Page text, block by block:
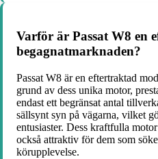
Varför är Passat W8 en
begagnatmarknaden?
Passat W8 är en eftertraktad
grund av dess unika motor,
endast ett begränsat antal
sällsynt syn på vägarna, vilket
entusiaster. Dess kraftfulla
också attraktiv för dem som
körupplevelse.